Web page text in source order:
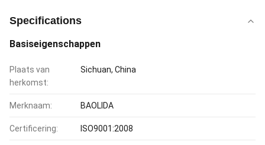
Specifications
Basiseigenschappen
Plaats van
herkomst:
Sichuan, China
Merknaam: BAOLIDA
Certificering: ISO9001:2008